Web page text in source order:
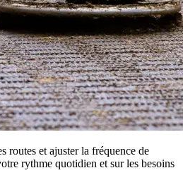
routes et ajuster la fréquence de
rythme quotidien et sur les besoins